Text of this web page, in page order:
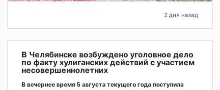
2 дня назад
В Челябинске возбуждено уголовное дело
по факту хулиганских действий с участием
несовершеннолетних
В вечернее время 5 августа текущего года поступила